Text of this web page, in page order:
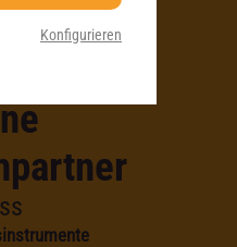
Konfigurieren